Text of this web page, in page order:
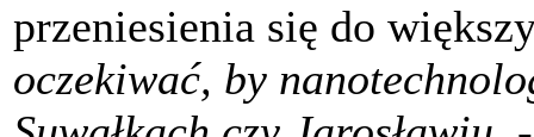
przeniesienia się do
oczekiwać, by